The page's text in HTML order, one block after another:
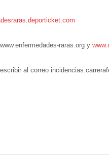
raras.org y
al correo